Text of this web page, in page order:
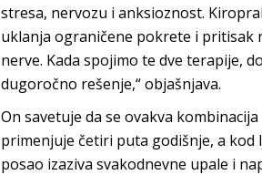
stresa, nervozu i anksioznost.
uklanja ograničene pokrete i pritisak
nerve. Kada spojimo te dve terapije,
dugoročno rešenje,“ objašnjava.
On savetuje da se ovakva kombinacija
primenjuje četiri puta godišnje, a kod
posao izaziva svakodnevne upale i